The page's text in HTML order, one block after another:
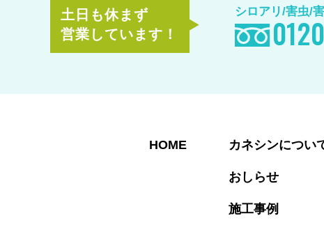
土日も休まず
営業しています！
シロアリ/害虫/
HOME カネシンについ
おしらせ
施工事例